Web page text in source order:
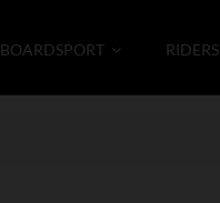
BOARDSPORT RIDERS